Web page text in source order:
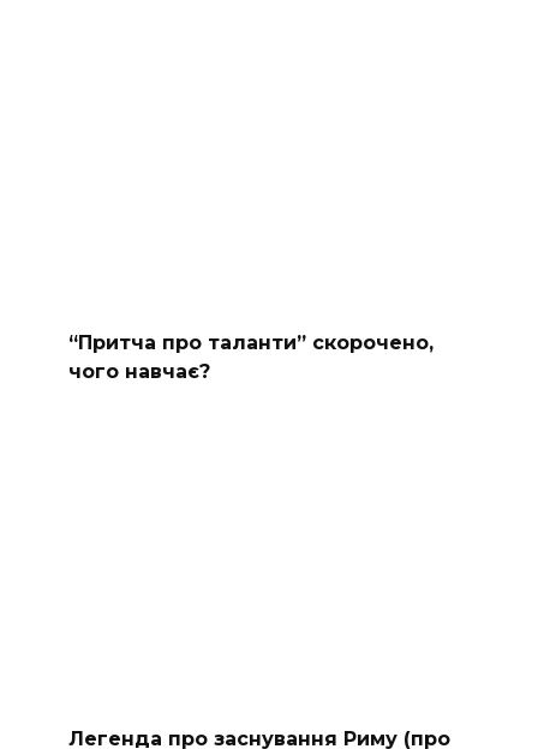
“Притча про таланти” скорочено,
чого навчає?
Легенда про заснування Риму (про